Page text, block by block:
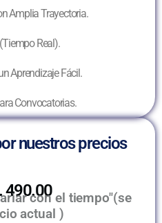
Amplia Trayectoria.
Real).
Aprendizaje Fácil.
Convocatorias.
nuestros precios
490.00con el tiempo"(se
actual )